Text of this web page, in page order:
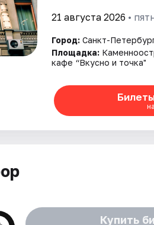
21 августа 2026 •
Город: Санкт-
Площадка:
кафе “Вкусно и точка"
Купить